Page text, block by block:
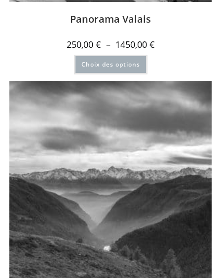
Panorama Valais
250,00 € – 1450,00 €
Choix des options